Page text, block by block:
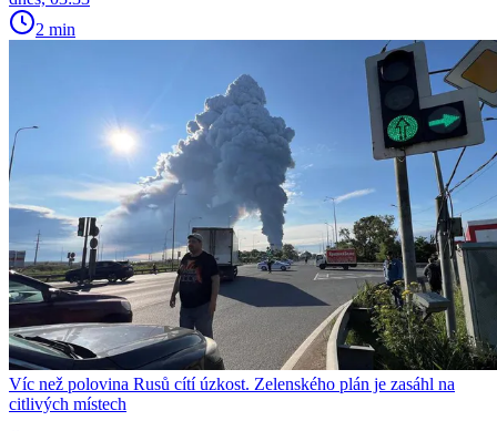
2 min
Víc než polovina Rusů cítí úzkost. Zelenského plán je zasáhl na
citlivých místech